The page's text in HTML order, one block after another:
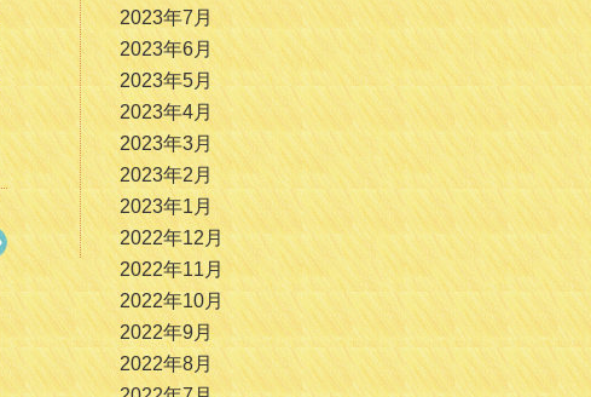
2023年7月
2023年6月
2023年5月
2023年4月
2023年3月
2023年2月
2023年1月
2022年12月
2022年11月
2022年10月
2022年9月
2022年8月